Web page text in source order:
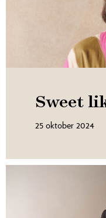
Sweet
25 oktober 2024